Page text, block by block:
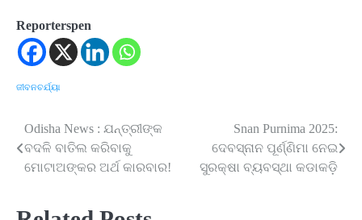
Reporterspen
ଜୀବନଚର୍ଯ୍ୟା
Post
navigation
Odisha News : ଯନ୍ତ୍ରୀଙ୍କ
ବଦଳି ବାତିଲ କରିବାକୁ
ମୋଟାଅଙ୍କର ଅର୍ଥ କାରବାର!
Snan Purnima 2025:
ଦେବସ୍ନାନ ପୂର୍ଣ୍ଣିମା ନେଇ
ସୁରକ୍ଷା ବ୍ୟବସ୍ଥା କଡାକଡି଼